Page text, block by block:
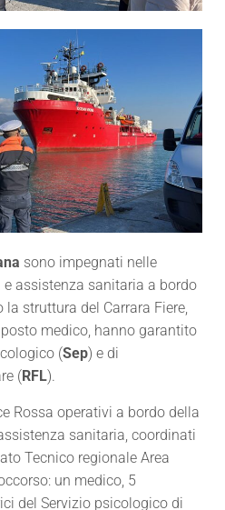
sono impegnati nelle
assistenza sanitaria a bordo
struttura del Carrara Fiere,
medico, hanno garantito
(Sep) e di
( RFL).
Rossa operativi a bordo della
sanitaria, coordinati
Tecnico regionale Area
un medico, 5
del Servizio psicologico di